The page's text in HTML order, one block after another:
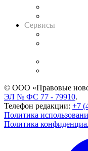
Сервисы
© ООО «Правовые
ЭЛ № ФС 77 - 79910.
Телефон редакции: +7
Политика
Политика